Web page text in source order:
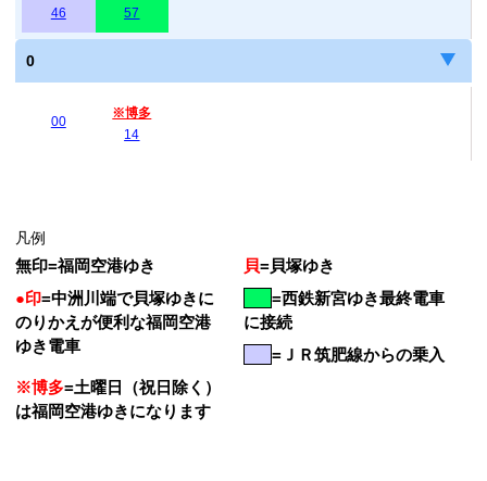
46
57
0
00
※博多
14
凡例
無印=福岡空港ゆき 貝=貝塚ゆき
●印=中洲川端で貝塚ゆきに
のりかえが便利な福岡空港
ゆき電車
=西鉄新宮ゆき最終電車
に接続
=ＪＲ筑肥線からの乗入
※博多=土曜日（祝日除く）
は福岡空港ゆきになります